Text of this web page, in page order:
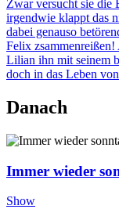
Zwar versucht sie die
irgendwie klappt das
dabei genauso
Felix
Lilian ihn mit seinem
doch in das Leben
Danach
Immer wieder
Show